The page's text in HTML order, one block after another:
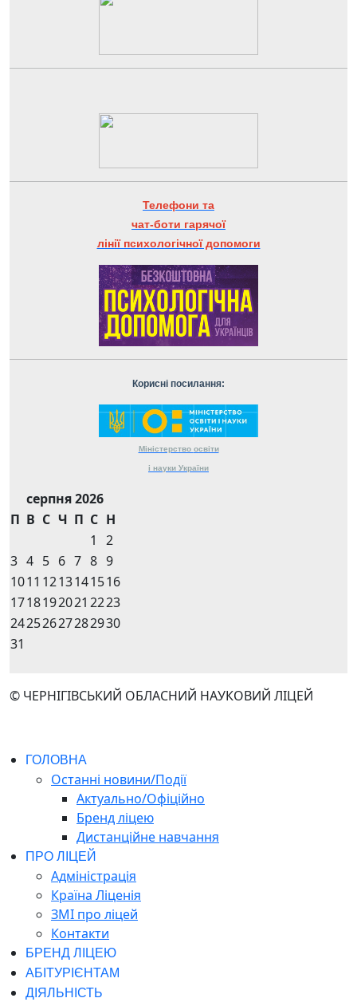
Телефони та
чат-боти гарячої
лінії психологічної допомоги
Корисні посилання:
Міністерство освіти
і науки України
серпня 2026
П В С Ч П С Н
1
2
3 4 5 6 7 8 9
1011 1213141516
1718192021 2223
24252627282930
31
© ЧЕРНІГІВСЬКИЙ ОБЛАСНИЙ НАУКОВИЙ ЛІЦЕЙ
ГОЛОВНА
Останні новини/Події
Актуально/Офіційно
Бренд ліцею
Дистанційне навчання
ПРО ЛІЦЕЙ
Адміністрація
Країна Ліценія
ЗМІ про ліцей
Контакти
БРЕНД ЛІЦЕЮ
АБІТУРІЄНТАМ
ДІЯЛЬНІСТЬ